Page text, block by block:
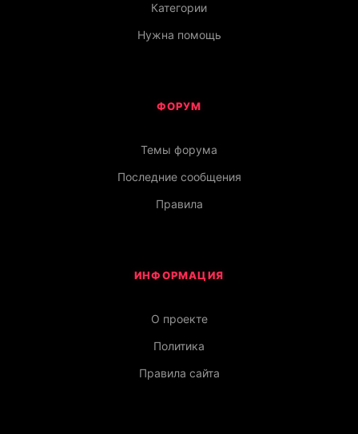
Категории
Нужна помощь
ФОРУМ
Темы форума
Последние сообщения
Правила
ИНФОРМАЦИЯ
О проекте
Политика
Правила сайта